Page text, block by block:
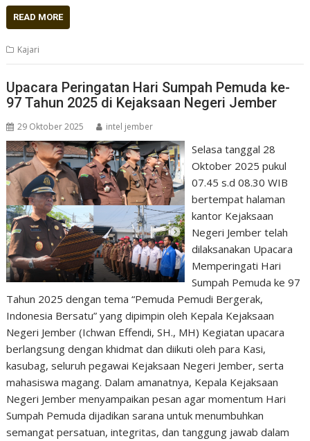
READ MORE
Kajari
Upacara Peringatan Hari Sumpah Pemuda ke-
97 Tahun 2025 di Kejaksaan Negeri Jember
29 Oktober 2025 intel jember
Selasa tanggal 28
Oktober 2025 pukul
07.45 s.d 08.30 WIB
bertempat halaman
kantor Kejaksaan
Negeri Jember telah
dilaksanakan Upacara
Memperingati Hari
Sumpah Pemuda ke 97
Tahun 2025 dengan tema “Pemuda Pemudi Bergerak,
Indonesia Bersatu” yang dipimpin oleh Kepala Kejaksaan
Negeri Jember (Ichwan Effendi, SH., MH) Kegiatan upacara
berlangsung dengan khidmat dan diikuti oleh para Kasi,
kasubag, seluruh pegawai Kejaksaan Negeri Jember, serta
mahasiswa magang. Dalam amanatnya, Kepala Kejaksaan
Negeri Jember menyampaikan pesan agar momentum Hari
Sumpah Pemuda dijadikan sarana untuk menumbuhkan
semangat persatuan, integritas, dan tanggung jawab dalam